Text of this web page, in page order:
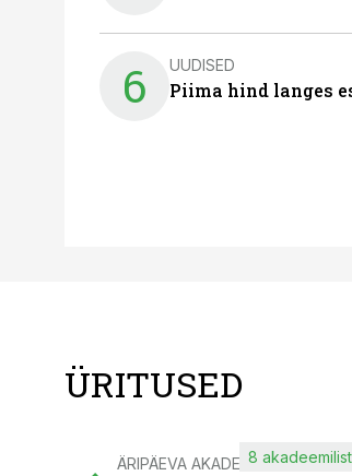
6 UUDISED
Piima hind langes
ÜRITUSED
ÄRIPÄEVA AKADEEMIA
8